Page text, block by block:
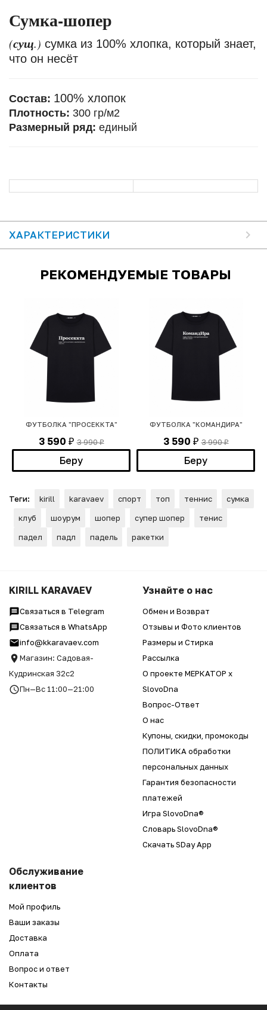
Сумка-шопер
(сущ.) сумка из 100% хлопка, который знает,
что он несёт
Состав: 100% хлопок
Плотность: 300 гр/м2
Размерный ряд: единый
ХАРАКТЕРИСТИКИ
РЕКОМЕНДУЕМЫЕ ТОВАРЫ
ФУТБОЛКА "ПРОСЕККТА"
3 590 ₽ 3 990₽
Беру
ФУТБОЛКА "КОМАНДИРА"
3 590 ₽ 3 990₽
Беру
Теги: kirill karavaev спорт топ теннис
сумка
клуб
шоурум шопер супер шопер
тенис
падел
падл падель ракетки
KIRILL KARAVAEV
Связаться в Telegram
Связаться в WhatsApp
info@kkaravaev.com
Магазин: Садовая-
Кудринская 32с2
Пн—Вс 11:00—21:00
Узнайте о нас
Обмен и Возврат
Отзывы и Фото клиентов
Размеры и Стирка
Рассылка
О проекте МЕРКАТОР x
SlovoDna
Вопрос-Ответ
О нас
Купоны, скидки, промокоды
ПОЛИТИКА обработки
персональных данных
Гарантия безопасности
платежей
Игра SlovoDna®
Словарь SlovoDna®
Скачать SDay App
Обслуживание
клиентов
Мой профиль
Ваши заказы
Доставка
Оплата
Вопрос и ответ
Контакты